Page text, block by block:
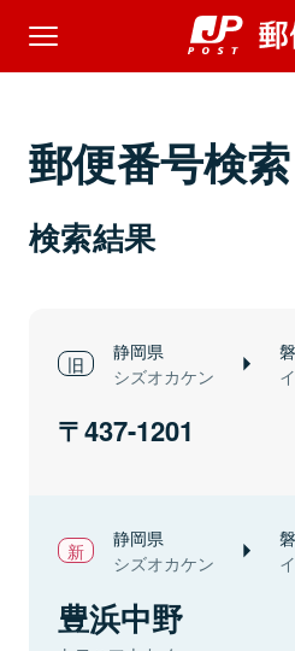
郵便番号検索
検索結果
静岡県
シズオカケン
437-1201
静岡県
シズオカケン
豊浜中野